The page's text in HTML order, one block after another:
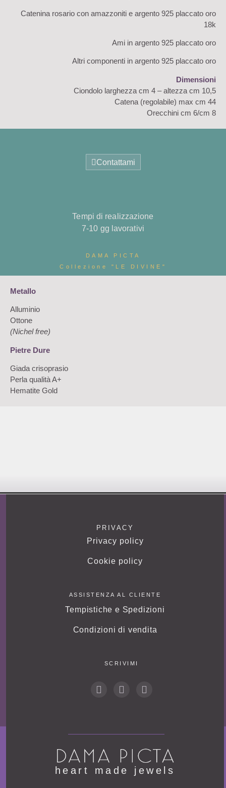
Catenina rosario con amazzoniti e argento 925 placcato oro
18k
Ami in argento 925 placcato oro
Altri componenti in argento 925 placcato oro
Dimensioni
Ciondolo larghezza cm 4 – altezza cm 10,5
Catena (regolabile) max cm 44
Orecchini cm 6/cm 8
Contattami
Tempi di realizzazione
7-10 gg lavorativi
DAMA PICTA
Collezione "LE DIVINE"
Metallo
Alluminio
Ottone
(Nichel free)
Pietre Dure
Giada crisoprasio
Perla qualità A+
Hematite Gold
PRIVACY
Privacy policy
Cookie policy
ASSISTENZA AL CLIENTE
Tempistiche e Spedizioni
Condizioni di vendita
SCRIVIMI
he art made jewels